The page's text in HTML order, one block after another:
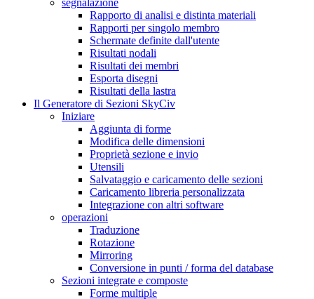
segnalazione
Rapporto di analisi e distinta materiali
Rapporti per singolo membro
Schermate definite dall'utente
Risultati nodali
Risultati dei membri
Esporta disegni
Risultati della lastra
Il Generatore di Sezioni SkyCiv
Iniziare
Aggiunta di forme
Modifica delle dimensioni
Proprietà sezione e invio
Utensili
Salvataggio e caricamento delle sezioni
Caricamento libreria personalizzata
Integrazione con altri software
operazioni
Traduzione
Rotazione
Mirroring
Conversione in punti / forma del database
Sezioni integrate e composte
Forme multiple